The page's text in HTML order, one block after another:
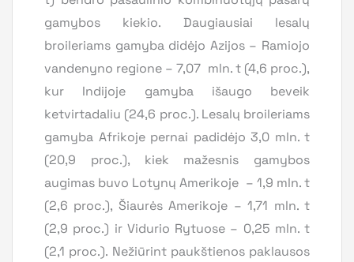
gamybos kiekio. Daugiausiai lesalų
broileriams gamyba didėjo Azijos – Ramiojo
vandenyno regione – 7,07 mln. t (4,6 proc.),
kur Indijoje gamyba išaugo beveik
ketvirtadaliu (24,6 proc.). Lesalų broileriams
gamyba Afrikoje pernai padidėjo 3,0 mln. t
(20,9 proc.), kiek mažesnis gamybos
augimas buvo Lotynų Amerikoje – 1,9 mln. t
(2,6 proc.), Šiaurės Amerikoje – 1,71 mln. t
(2,9 proc.) ir Vidurio Rytuose – 0,25 mln. t
(2,1 proc.). Nežiūrint paukštienos paklausos